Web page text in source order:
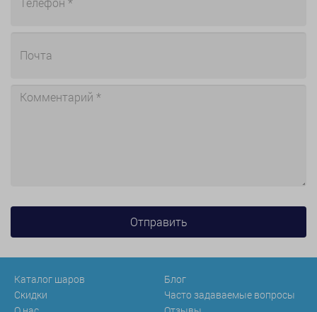
Каталог шаров
Скидки
Блог
Часто задаваемые вопросы